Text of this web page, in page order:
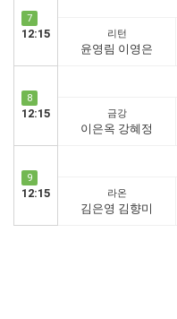
7
12:15 리턴
윤영림 이영은
8
12:15 금강
이은옥 강혜정
9
12:15 라온
김은영 김향미